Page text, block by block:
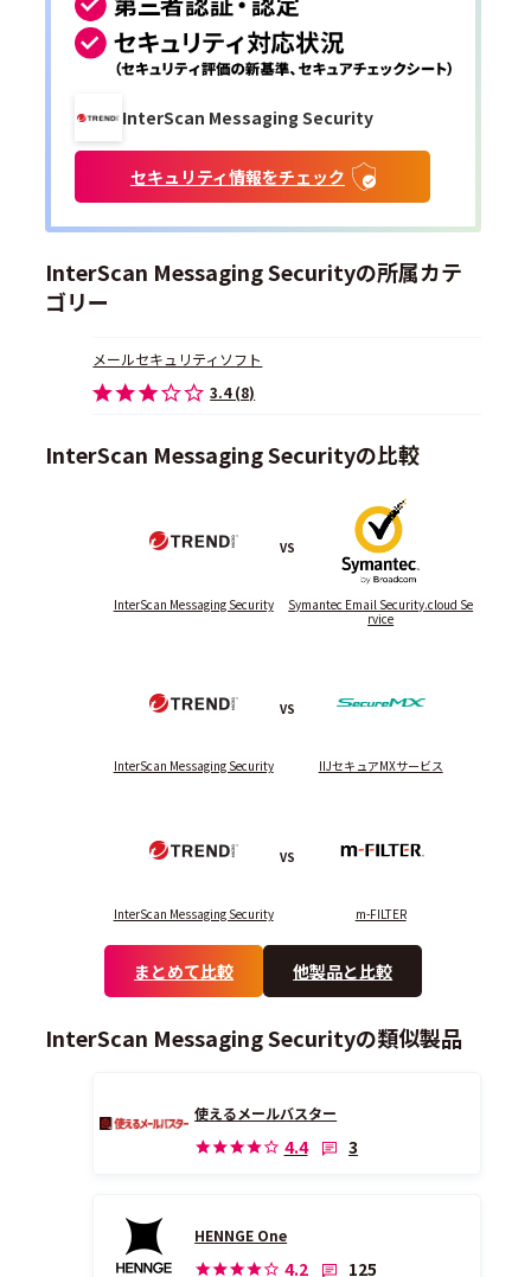
InterScan Messaging Security
セキュリティ情報をチェック
InterScan Messaging Securityの所属カテ
ゴリー
メールセキュリティソフト
3.4 (8)
InterScan Messaging Securityの比較
InterScan Messaging Security
VS
Symantec Email Security.cloud Se
rvice
InterScan Messaging Security
VS
IIJセキュアMXサービス
InterScan Messaging Security
VS
m-FILTER
まとめて比較 他製品と比較
InterScan Messaging Securityの類似製品
使えるメールバスター
4.4 3
HENNGE One
4.2 125